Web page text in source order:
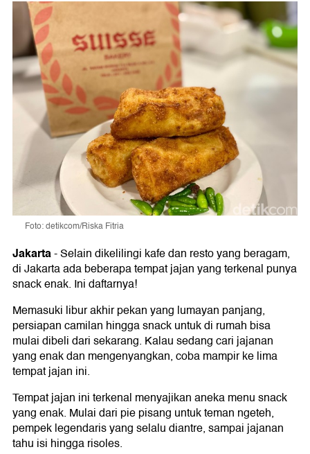
Foto: detikcom/Riska Fitria
Jakarta-Selain dikelilingi kafe dan resto yang beragam,
di Jakarta ada beberapa tempat jajan yang terkenal punya
snack enak. Ini daftarnya!
Memasuki libur akhir pekan yang lumayan panjang,
persiapan camilan hingga snack untuk di rumah bisa
mulai dibeli dari sekarang. Kalau sedang cari jajanan
yang enak dan mengenyangkan, coba mampir ke lima
tempat jajan ini.
Tempat jajan ini terkenal menyajikan aneka menu snack
yang enak. Mulai dari pie pisang untuk teman ngeteh,
pempek legendaris yang selalu diantre, sampai jajanan
tahu isi hingga risoles.